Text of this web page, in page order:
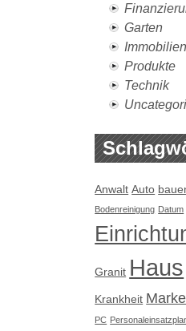
Garten
Immobilien
Produkte
Technik
Anwalt Auto
Bodenreinigung Datum
Granit Haus
Krankheit
PC